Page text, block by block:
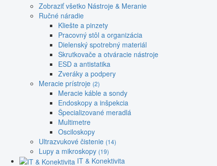
Zobraziť všetko Nástroje & Meranie
Ručné náradie
Kliešte a pinzety
Pracovný stôl a organizácia
Dielenský spotrebný materiál
Skrutkovače a otváracie nástroje
ESD a antistatika
Zveráky a podpery
Meracie prístroje (2)
Meracie káble a sondy
Endoskopy a inšpekcia
Špecializované meradlá
Multimetre
Osciloskopy
Ultrazvukové čistenie (14)
Lupy a mikroskopy (19)
IT & Konektivita